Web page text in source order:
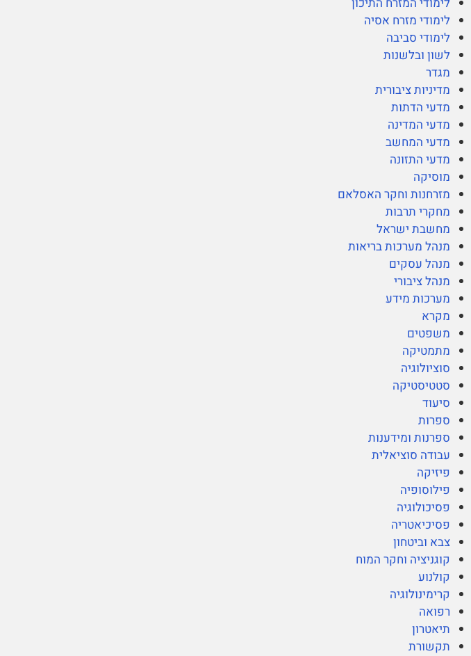
לימודי מזרח אסיה
לימודי סביבה
לשון ובלשנות
מגדר
מדיניות ציבורית
מדעי הדתות
מדעי המדינה
מדעי המחשב
מדעי התזונה
מוסיקה
מזרחנות וחקר האסלאם
מחקרי תרבות
מחשבת ישראל
מנהל מערכות בריאות
מנהל עסקים
מנהל ציבורי
מערכות מידע
מקרא
משפטים
מתמטיקה
סוציולוגיה
סטטיסטיקה
סיעוד
ספרות
ספרנות ומידענות
עבודה סוציאלית
פיזיקה
פילוסופיה
פסיכולוגיה
פסיכיאטריה
צבא וביטחון
קוגניציה וחקר המוח
קולנוע
קרימינולוגיה
רפואה
תיאטרון
תקשורת